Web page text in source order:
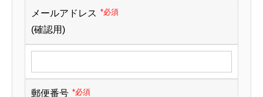
メールアドレス *必須
(確認用)
郵便番号 *必須